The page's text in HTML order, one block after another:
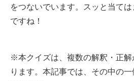
をつないでいます。スッと当て
ですね！
※本クイズは、複数の解釈・正解
ります。本記事では、その中の